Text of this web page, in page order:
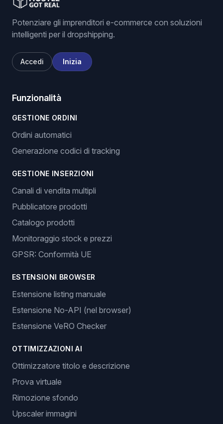
Potenziare gli imprenditori e-commerce con soluzioni
intelligenti per il dropshipping.
Accedi Inizia
Funzionalità
GESTIONE ORDINI
Ordini automatici
Generazione codici di tracking
GESTIONE INSERZIONI
Canali di vendita multipli
Pubblicatore prodotti
Catalogo prodotti
Monitoraggio stock e prezzi
GPSR: Conformità UE
ESTENSIONI BROWSER
Estensione listing manuale
Estensione No-API (nel browser)
Estensione VeRO Checker
OTTIMIZZAZIONI AI
Ottimizzatore titolo e descrizione
Prova virtuale
Rimozione sfondo
Upscaler immagini